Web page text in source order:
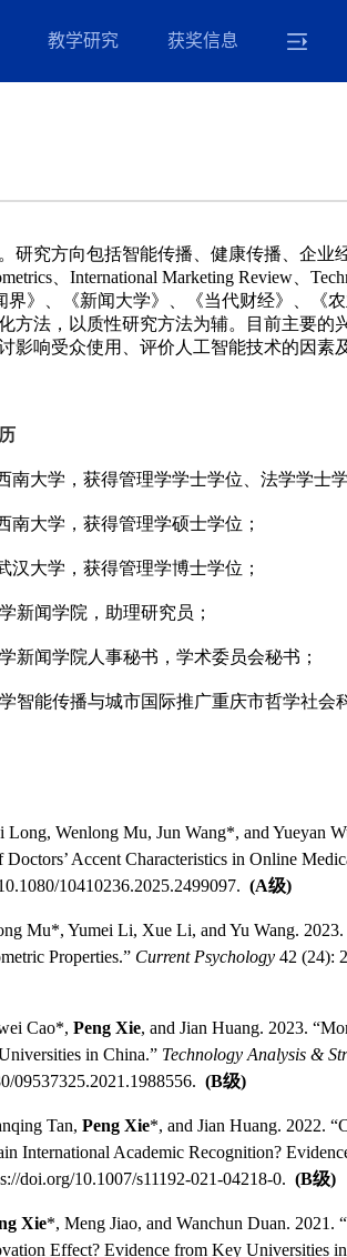
教学研究 获奖信息